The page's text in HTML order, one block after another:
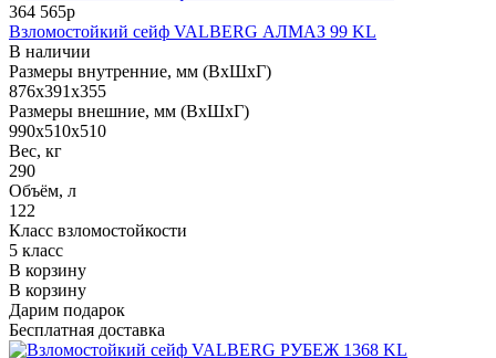
364 565р
Взломостойкий сейф VALBERG АЛМАЗ 99 KL
В наличии
Размеры внутренние, мм (ВхШхГ)
876x391x355
Размеры внешние, мм (ВхШхГ)
990x510x510
Вес, кг
290
Объём, л
122
Класс взломостойкости
5 класс
В корзину
В корзину
Дарим подарок
Бесплатная доставка